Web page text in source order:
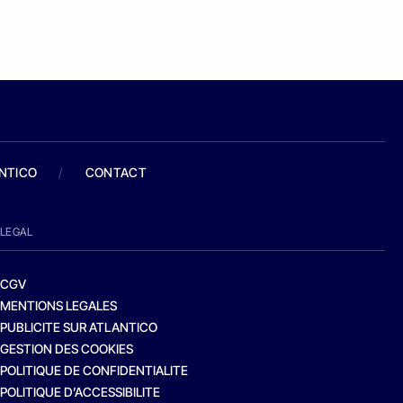
/ CONTACT
LEGAL
CGV
MENTIONS LEGALES
PUBLICITE SUR ATLANTICO
GESTION DES COOKIES
POLITIQUE DE CONFIDENTIALITE
POLITIQUE D’ACCESSIBILITE